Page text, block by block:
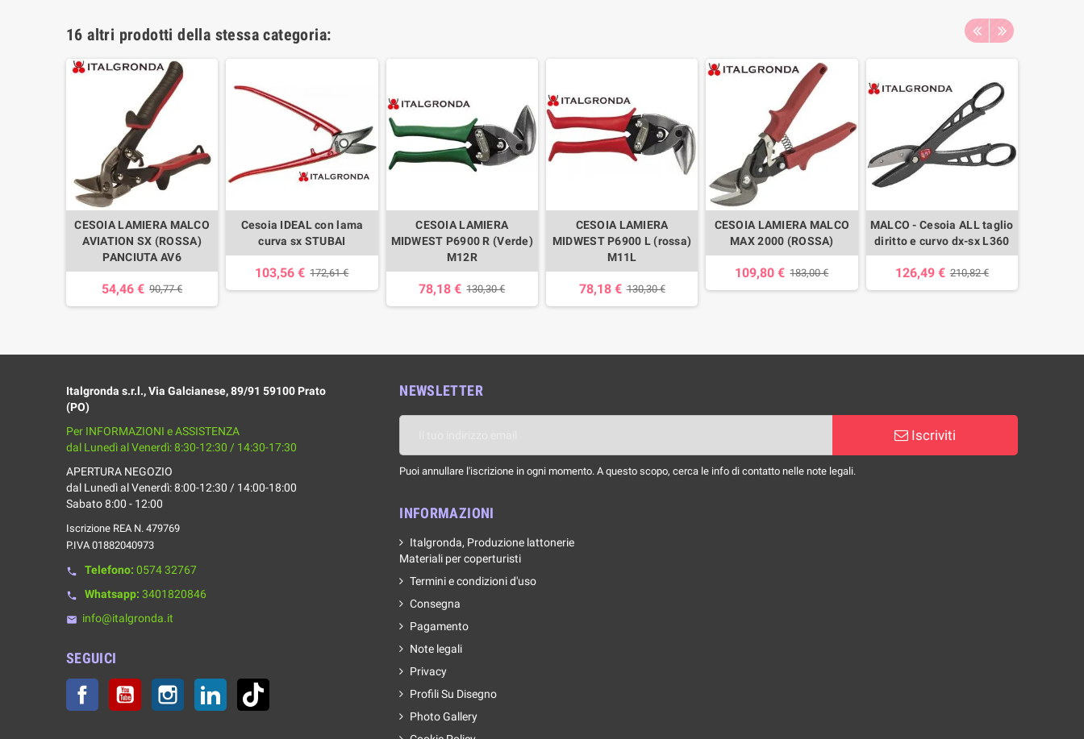
16 altri prodotti della stessa categoria:
CESOIA LAMIERA MALCO
AVIATION SX (ROSSA)
PANCIUTA AV6
54,46 € 90,77 €
Cesoia IDEAL con lama
curva sx STUBAI
103,56 € 172,61 €
CESOIA LAMIERA
MIDWEST P6900 R (Verde)
M12R
78,18 € 130,30 €
CESOIA LAMIERA
MIDWEST P6900 L (rossa)
M11L
78,18 € 130,30 €
CESOIA LAMIERA MALCO
MAX 2000 (ROSSA)
109,80 € 183,00 €
MALCO - Cesoia ALL taglio
diritto e curvo dx-sx L360
126,49 € 210,82 €
Italgronda s.r.l., Via Galcianese, 89/91 59100 Prato
(PO)
Per INFORMAZIONI e ASSISTENZA
dal Lunedì al Venerdì: 8:30-12:30 / 14:30-17:30
APERTURA NEGOZIO
dal Lunedì al Venerdì: 8:00-12:30 / 14:00-18:00
Sabato 8:00 - 12:00
Iscrizione REA N. 479769
P.IVA 01882040973
phone Telefono: 0574 32767
phone Whatsapp: 3401820846
email info@italgronda.it
SEGUICI
Facebook YouTube Instagram LinkedIn
NEWSLETTER
Iscriviti
Puoi annullare l'iscrizione in ogni momento. A questo scopo, cerca le info di contatto nelle note legali.
INFORMAZIONI
Italgronda, Produzione lattonerie
Materiali per coperturisti
Termini e condizioni d'uso
Consegna
Pagamento
Note legali
Privacy
Profili Su Disegno
Photo Gallery